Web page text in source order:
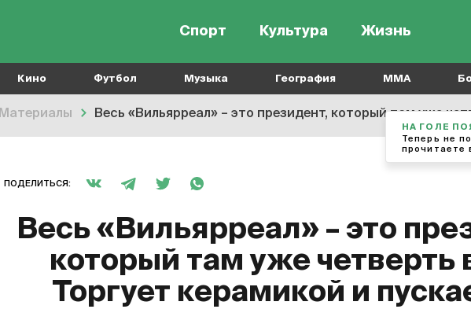
Спорт Культура Жизнь
Кино Футбол Музыка География MMA
Материалы Весь «Вильярреал» – это президент, который там уже четверть
ПОДЕЛИТЬСЯ:
Весь «Вильярреал» – это
который там уже четверть
Торгует керамикой и